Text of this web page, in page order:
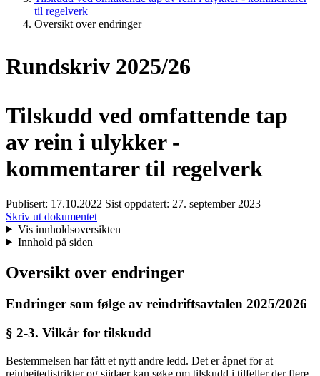
til regelverk
Oversikt over endringer
Rundskriv 2025/26
Tilskudd ved omfattende tap
av rein i ulykker -
kommentarer til regelverk
Publisert: 17.10.2022 Sist oppdatert: 27. september 2023
Skriv ut dokumentet
Vis innholdsoversikten
Innhold på siden
Oversikt over endringer
Endringer som følge av reindriftsavtalen 2025/2026
§ 2-3. Vilkår for tilskudd
Bestemmelsen har fått et nytt andre ledd. Det er åpnet for at
reinbeitedistrikter og siidaer kan søke om tilskudd i tilfeller der flere